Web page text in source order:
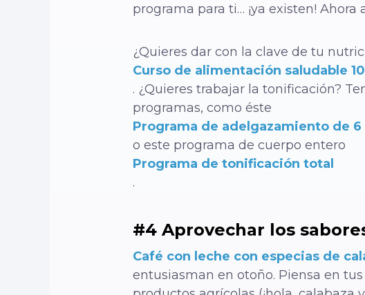
programa para ti… ¡ya existen!
¿Quieres dar con la clave de tu
Curso de alimentación saludable
. ¿Quieres trabajar la tonificación?
programas, como éste
Programa de adelgazamiento de 6
o este programa de cuerpo entero
Programa de tonificación total
.
#4 Aprovechar los
Café con leche con especias de
entusiasman en otoño. Piensa en